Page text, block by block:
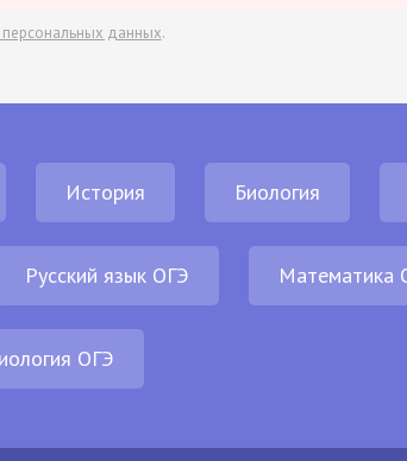
данных.
История Биология
Русский язык ОГЭ Математика
ОГЭ